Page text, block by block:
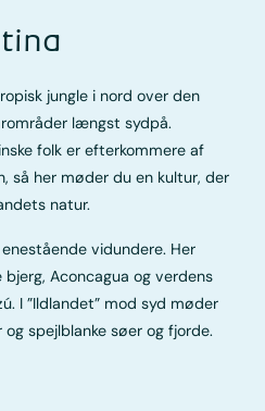
jungle i nord over den
længst sydpå.
folk er efterkommere af
så her møder du en kultur, der
natur.
vidundere. Her
Aconcagua og verdens
I ”Ildlandet” mod syd møder
spejlblanke søer og fjorde.